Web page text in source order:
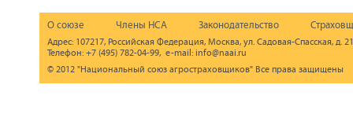
О союзе Члены НСА Законодательство
Адрес: 107217, Российская Федерация, Москва, ул. Садовая-Спасская, д.
Телефон: +7 (495) 782-04-99, e-mail: info@naai.ru
© 2012 "Национальный союз агростраховщиков" Все права защищены